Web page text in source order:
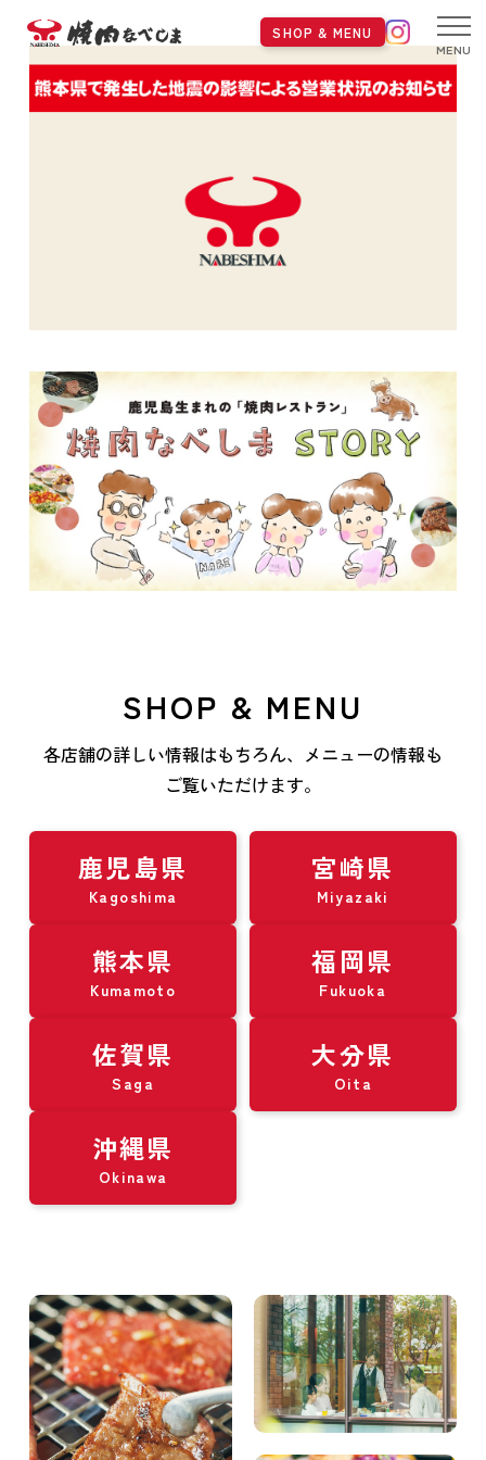
SHOP & MENU
MENU
SHOP & MENU
各店舗の詳しい情報はもちろん、メニューの情報も
ご覧いただけます。
鹿児島県
Kagoshima
宮崎県
Miyazaki
熊本県
Kumamoto
福岡県
Fukuoka
佐賀県
Saga
大分県
Oita
沖縄県
Okinawa